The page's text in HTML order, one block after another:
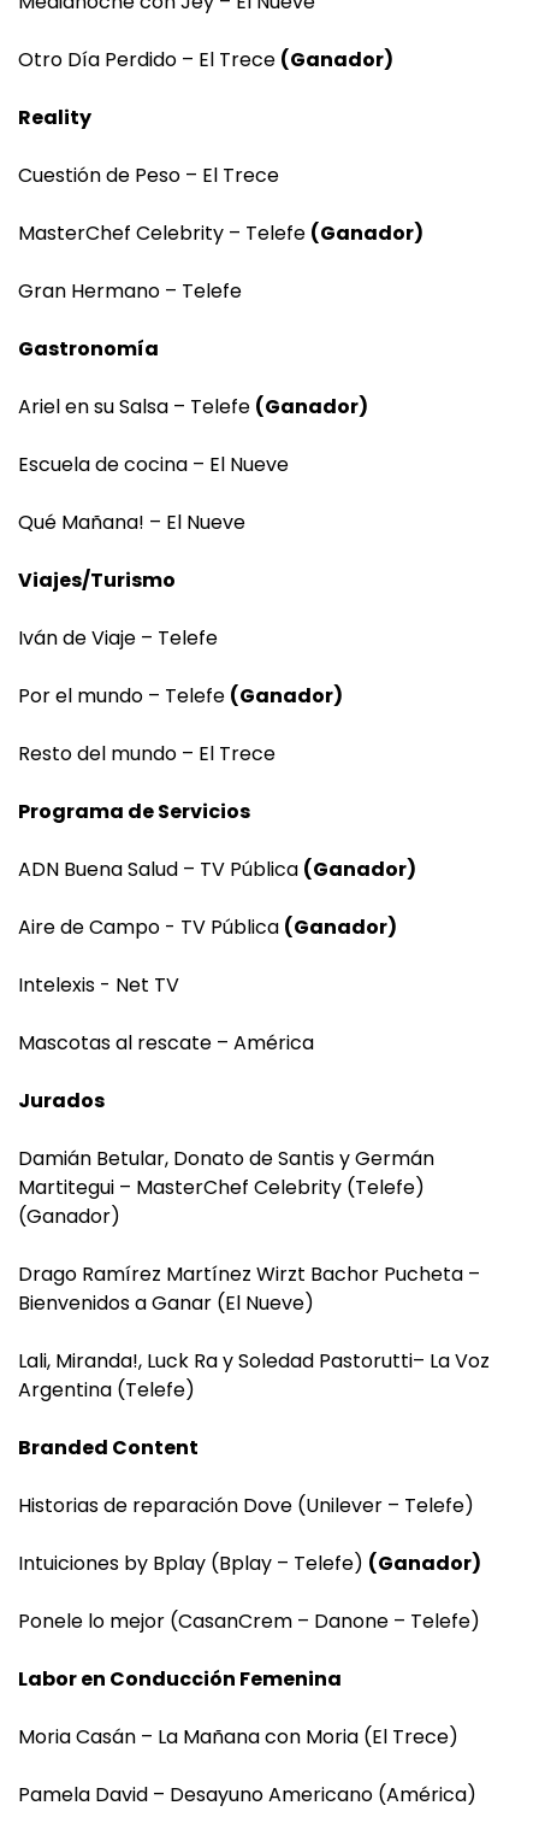
Otro Día Perdido – El Trece (Ganador)
Reality
Cuestión de Peso – El Trece
MasterChef Celebrity – Telefe (Ganador)
Gran Hermano – Telefe
Gastronomía
Ariel en su Salsa – Telefe (Ganador)
Escuela de cocina – El Nueve
Qué Mañana! – El Nueve
Viajes/Turismo
Iván de Viaje – Telefe
Por el mundo – Telefe (Ganador)
Resto del mundo – El Trece
Programa de Servicios
ADN Buena Salud – TV Pública (Ganador)
Aire de Campo - TV Pública (Ganador)
Intelexis - Net TV
Mascotas al rescate – América
Jurados
Damián Betular, Donato de Santis y Germán
Martitegui – MasterChef Celebrity (Telefe)
(Ganador)
Drago Ramírez Martínez Wirzt Bachor Pucheta –
Bienvenidos a Ganar (El Nueve)
Lali, Miranda!, Luck Ra y Soledad Pastorutti– La Voz
Argentina (Telefe)
Branded Content
Historias de reparación Dove (Unilever – Telefe)
Intuiciones by Bplay (Bplay – Telefe) (Ganador)
Ponele lo mejor (CasanCrem – Danone – Telefe)
Labor en Conducción Femenina
Moria Casán – La Mañana con Moria (El Trece)
Pamela David – Desayuno Americano (América)